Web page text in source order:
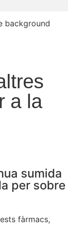
a la
sumida
per sobre
fàrmacs,